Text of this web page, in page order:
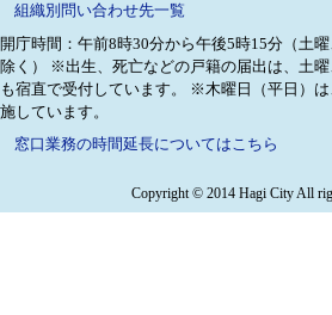
組織別問い合わせ先一覧
開庁時間：午前8時30分から午後5時15分（土
除く）
※出生、死亡などの戸籍の届出は、土
も宿直で受付しています。
※木曜日（平日）
施しています。
窓口業務の時間延長についてはこちら
Copyright © 2014 Hagi City All